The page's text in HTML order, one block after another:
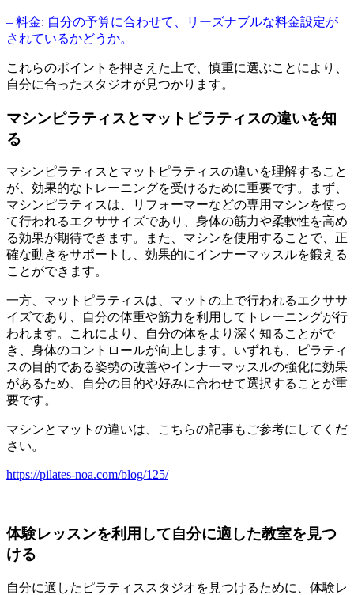
– 料金: 自分の予算に合わせて、リーズナブルな料金設定が
されているかどうか。
これらのポイントを押さえた上で、慎重に選ぶことにより、
自分に合ったスタジオが見つかります。
マシンピラティスとマットピラティスの違いを知
る
マシンピラティスとマットピラティスの違いを理解すること
が、効果的なトレーニングを受けるために重要です。まず、
マシンピラティスは、リフォーマーなどの専用マシンを使っ
て行われるエクササイズであり、身体の筋力や柔軟性を高め
る効果が期待できます。また、マシンを使用することで、正
確な動きをサポートし、効果的にインナーマッスルを鍛える
ことができます。
一方、マットピラティスは、マットの上で行われるエクササ
イズであり、自分の体重や筋力を利用してトレーニングが行
われます。これにより、自分の体をより深く知ることがで
き、身体のコントロールが向上します。いずれも、ピラティ
スの目的である姿勢の改善やインナーマッスルの強化に効果
があるため、自分の目的や好みに合わせて選択することが重
要です。
マシンとマットの違いは、こちらの記事もご参考にしてくだ
さい。
https://pilates-noa.com/blog/125/
体験レッスンを利用して自分に適した教室を見つ
ける
自分に適したピラティススタジオを見つけるために、体験レ